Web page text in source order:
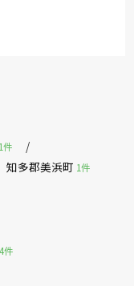
1件
知多郡美浜町 1件
件